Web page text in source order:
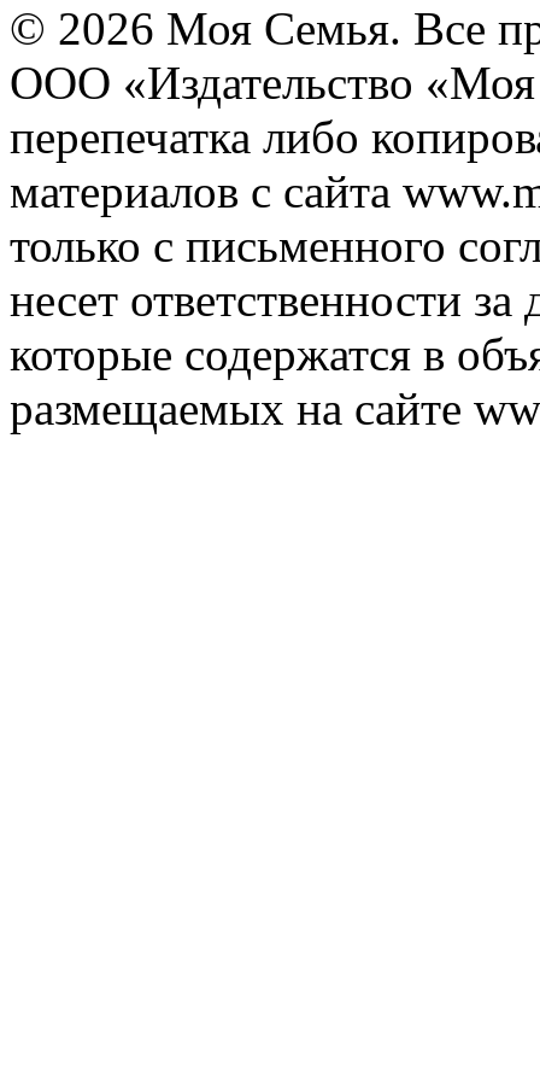
© 2026 Моя Семья. Все
ООО «Издательство
перепечатка либо
материалов с сайта
только с письменного
несет ответственности
которые содержатся в
размещаемых на сайте